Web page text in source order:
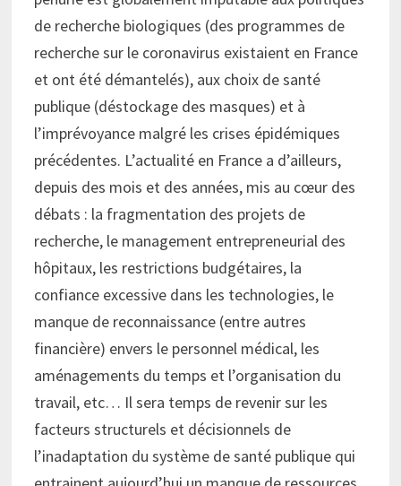
de recherche biologiques (des programmes de
recherche sur le coronavirus existaient en France
et ont été démantelés), aux choix de santé
publique (déstockage des masques) et à
l’imprévoyance malgré les crises épidémiques
précédentes. L’actualité en France a d’ailleurs,
depuis des mois et des années, mis au cœur des
débats : la fragmentation des projets de
recherche, le management entrepreneurial des
hôpitaux, les restrictions budgétaires, la
confiance excessive dans les technologies, le
manque de reconnaissance (entre autres
financière) envers le personnel médical, les
aménagements du temps et l’organisation du
travail, etc… Il sera temps de revenir sur les
facteurs structurels et décisionnels de
l’inadaptation du système de santé publique qui